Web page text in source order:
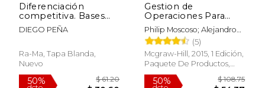
50%
dcto. $ 19.55
50%
dcto. $
Diferenciación
competitiva. Bases
estratégicas para
empresas de éxito
DIEGO PEÑA
Ra-Ma, Tapa Blanda,
Nuevo
Gestion de
Operaciones Para
Directivos: Una Guia
Practica.
Philip Moscoso; Alejandro
Lago
(5)
Mcgraw-Hill, 2015, 1 Edición,
Paquete De Productos,
Nuevo